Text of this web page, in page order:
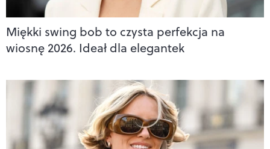
Miękki swing bob to czysta perfekcja na
wiosnę 2026. Ideał dla elegantek